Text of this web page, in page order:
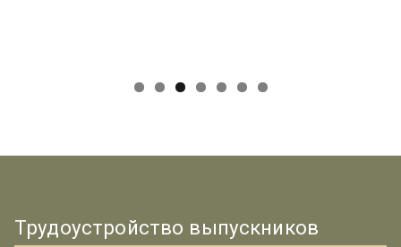
Трудоустройство выпускников